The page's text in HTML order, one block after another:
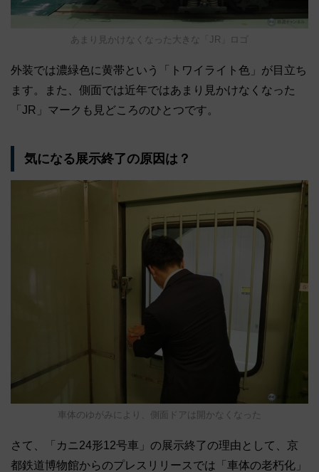
あまり見かけなくなった大きな「JR」ロゴ
外装では濃緑色に黄帯という「トワイライト色」が目立ち
ます。また、側面では近年ではあまり見かけなくなった
「JR」マークも見どころのひとつです。
気になる展示終了の原因は？
車体のゆがみにより、側面ドアは開かなくなった
さて、「カニ24形12号車」の展示終了の理由として、京
都鉄道博物館からのプレスリリースでは「車体の老朽化」